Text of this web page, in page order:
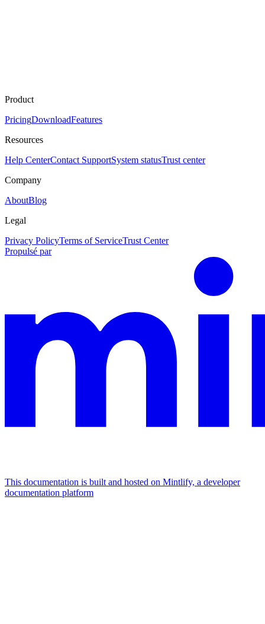
Product
PricingDownloadFeatures
Resources
Help CenterContact SupportSystem statusTrust center
Company
AboutBlog
Legal
Privacy PolicyTerms of ServiceTrust Center
Propulsé par
This documentation is built and hosted on Mintlify, a developer
documentation platform